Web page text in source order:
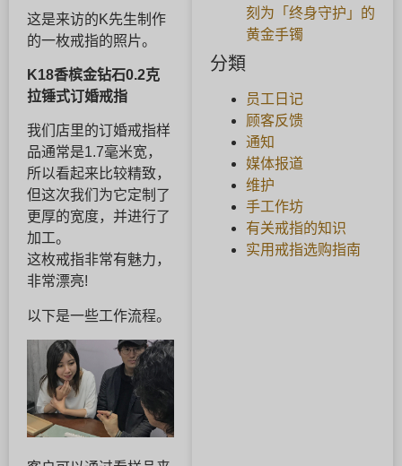
这是来访的K先生制作
的一枚戒指的照片。
K18香槟金钻石0.2克
拉锤式订婚戒指
我们店里的订婚戒指样
品通常是1.7毫米宽，
所以看起来比较精致，
但这次我们为它定制了
更厚的宽度，并进行了
加工。
这枚戒指非常有魅力，
非常漂亮!
以下是一些工作流程。
刻为「终身守护」的
黄金手镯
分類
员工日记
顾客反馈
通知
媒体报道
维护
手工作坊
有关戒指的知识
实用戒指选购指南